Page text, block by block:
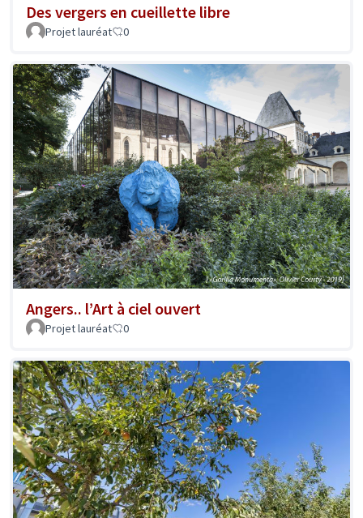
Des vergers en cueillette libre
Projet lauréat 0
Angers.. l’Art à ciel ouvert
Projet lauréat 0